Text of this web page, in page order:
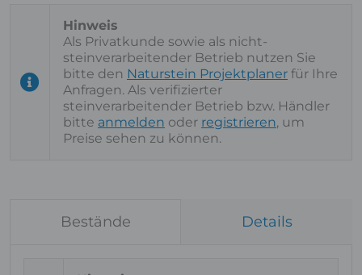
Als Privatkunde sowie als nicht-
steinverarbeitender Betrieb nutzen Sie
bitte den Naturstein Projektplaner für Ihre
Anfragen. Als verifizierter
steinverarbeitender Betrieb bzw. Händler
bitte anmelden oder registrieren, um
Preise sehen zu können.
Bestände Details